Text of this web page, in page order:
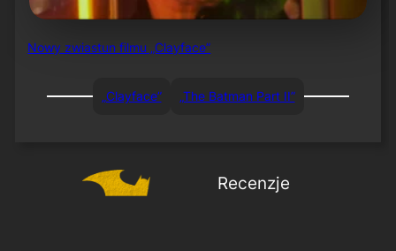
Nowy zwiastun filmu „Clayface”
„Clayface” „The Batman Part II”
Recenzje